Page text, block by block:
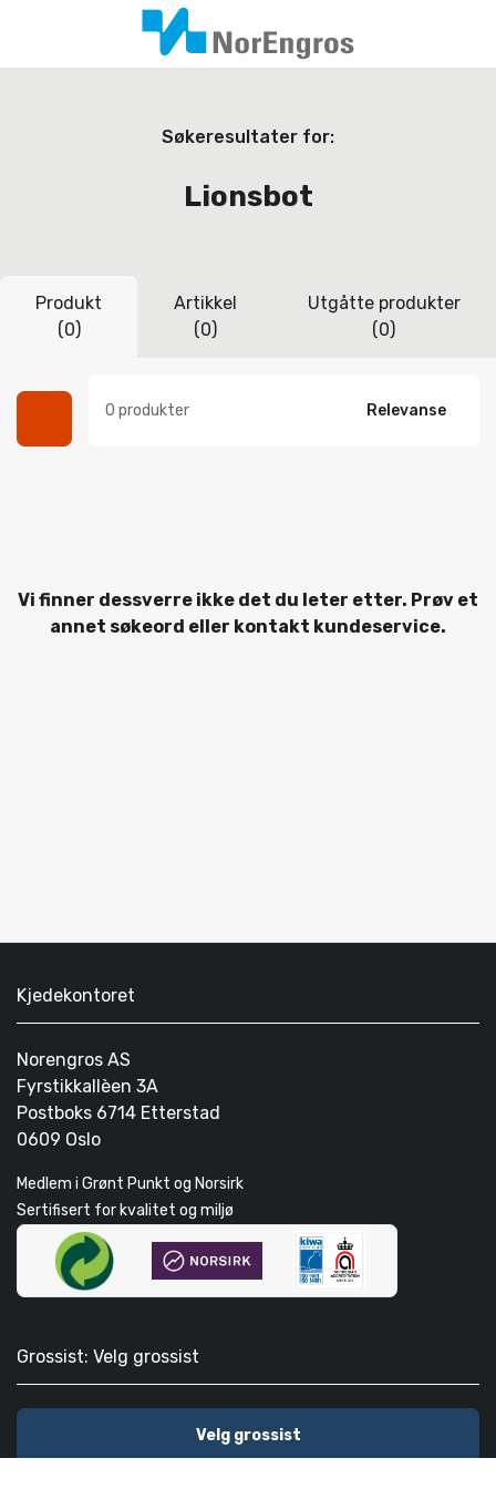
Søkeresultater for:
Lionsbot
Produkt
(0)
Artikkel
(0)
Utgåtte produkter
(0)
0 produkter Relevanse
Vi finner dessverre ikke det du leter etter. Prøv et
annet søkeord eller kontakt kundeservice.
Kjedekontoret
Norengros AS
Fyrstikkallèen 3A
Postboks 6714 Etterstad
0609 Oslo
Medlem i Grønt Punkt og Norsirk
Sertifisert for kvalitet og miljø
Grossist: Velg grossist
Velg grossist